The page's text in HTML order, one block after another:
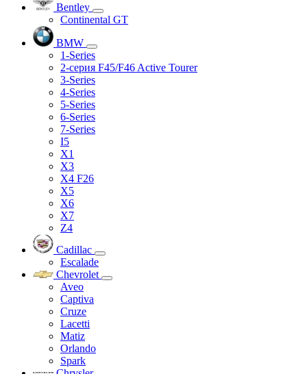
Bentley
Continental GT
BMW
1-Series
2-серия F45/F46 Active Tourer
3-Series
4-Series
5-Series
6-Series
7-Series
I5
X1
X3
X4 F26
X5
X6
X7
Z4
Cadillac
Escalade
Chevrolet
Aveo
Captiva
Cruze
Lacetti
Matiz
Orlando
Spark